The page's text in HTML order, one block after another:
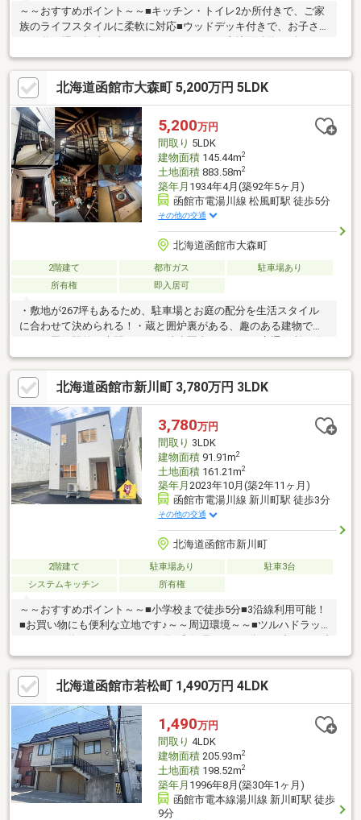
～～おすすめポイント～～■キッチン・トイレ2か所付きで、ご家
族のライフスタイルに柔軟に対応■ウッドデッキ付きで、お子さ
とりある広さ～～周辺環境～～■郵便局・・・23分■セブンイレブ
ン・・・25分■ラッキーピエロ・・・車で5分分■スーパー魚
長・・・車で8分土日祝日はもちろん、お仕事帰りの見学も大歓迎
です♪写真とは違う実際の物件をぜひご覧ください。弊社は建設業
許可を受けておりますのでリフォーム等のご相談もご安心くださ
い。税金や銀行融資関係等の資金の提案もお引渡しまで全面的に
サポートさせて頂きます。
北海道函館市大森町 5,200万円 5LDK
5,200万円
間取り 5LDK
建物面積145.44m2
土地面積883.58m2
築年月 1934年4月(築92年5ヶ月)
函館市電湯川線 松風町駅 徒歩5分
その他の交通
北海道函館市大森町
2階建て 都市ガス
駐車場あり
所有権
即入居可
・敷地が267坪もあるため、駐車場とお庭の配分を生活スタイル
に合わせて決められる！・蔵と囲炉裏がある、趣のある建物で
す。・函館駅前、大門エリアが徒歩圏内ですので、交通便利で飲
食も楽しめます。・観光地が近く、休日は観光地散策を楽しめま
す。
北海道函館市新川町 3,780万円 3LDK
3,780万円
間取り 3LDK
建物面積91.91m2
土地面積161.21m2
築年月 2023年10月(築2年11ヶ月)
函館市電湯川線 新川町駅 徒歩3分
その他の交通
北海道函館市新川町
2階建て 駐車場あり
駐車3台
システムキッチン
所有権
～～おすすめポイント～～■小学校まで徒歩5分■3沿線利用可能！
■お買い物にも便利な立地です♪～～周辺環境～～■ツルハドラッ
ン・・・7分▼▼ 打ち合わせ・見学プランご用意しております
▼▼ ＜探し始めの方向け＞しっかりコース(1h~)/サクッとコ
ース(0.5h~) 詳しくは物件詳細下段の「イベント情報」をご覧
ください。
北海道函館市若松町 1,490万円 4LDK
1,490万円
間取り 4LDK
建物面積205.93m2
土地面積198.52m2
築年月 1996年8月(築30年1ヶ月)
函館市電本線湯川線 新川町駅 徒歩
9分